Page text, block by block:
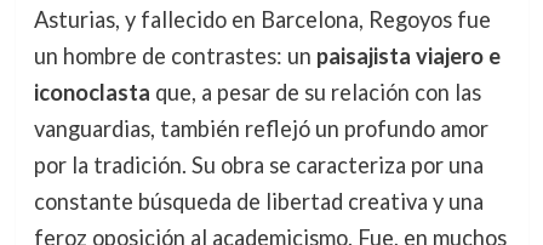
Asturias, y fallecido en Barcelona, Regoyos fue
un hombre de contrastes: un paisajista viajero e
iconoclasta que, a pesar de su relación con las
vanguardias, también reflejó un profundo amor
por la tradición. Su obra se caracteriza por una
constante búsqueda de libertad creativa y una
feroz oposición al academicismo. Fue, en muchos